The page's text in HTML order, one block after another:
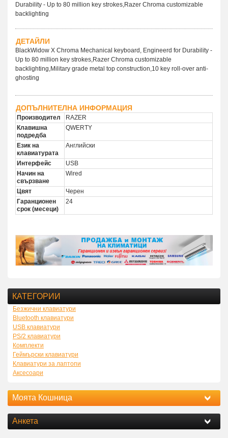
Durability - Up to 80 million key strokes,Razer Chroma customizable
backlighting
ДЕТАЙЛИ
BlackWidow X Chroma Mechanical keyboard, Engineerd for Durability -
Up to 80 million key strokes,Razer Chroma customizable
backlighting,Military grade metal top construction,10 key roll-over anti-
ghosting
ДОПЪЛНИТЕЛНА ИНФОРМАЦИЯ
Производител
RAZER
Клавишна
подредба
QWERTY
Език на
клавиатурата
Английски
Интерфейс
USB
Начин на
свързване
Wired
Цвят
Черен
Гаранционен
срок (месеци)
24
КАТЕГОРИИ
Безжични клавиатури
Bluetooth клавиатури
USB клавиатури
PS/2 клавиатури
Комплекти
Геймърски клавиатури
Клавиатури за лаптопи
Аксесоари
Моята Кошница
Анкета